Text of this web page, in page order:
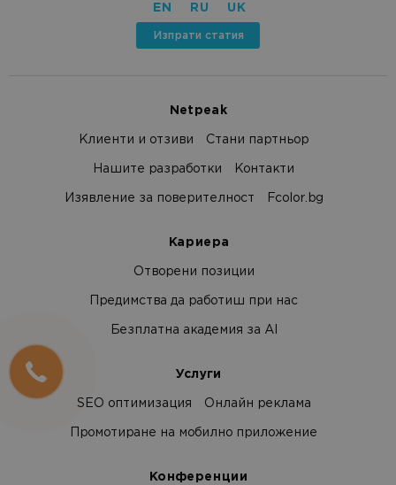
EN RU UK
Изпрати статия
Netpeak
Клиенти и отзиви Стани партньор
Нашите разработки Контакти
Изявление за поверителност Fcolor.bg
Кариера
Отворени позиции
Предимства да работиш при нас
Безплатна академия за AI
Услуги
SEO оптимизация Онлайн реклама
Промотиране на мобилно приложение
Конференции